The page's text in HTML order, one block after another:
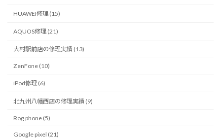
HUAWEI修理 (15)
AQUOS修理 (21)
大村駅前店の修理実績 (13)
ZenFone (10)
iPod修理 (6)
北九州八幡西店の修理実績 (9)
Rog phone (5)
Google pixel (21)